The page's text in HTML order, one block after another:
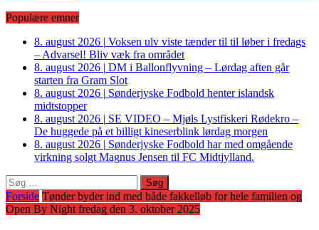
Populære emner
8. august 2026 | Voksen ulv viste tænder til til løber i fredags
– Advarsel! Bliv væk fra området
8. august 2026 | DM i Ballonflyvning – Lørdag aften går
starten fra Gram Slot
8. august 2026 | Sønderjyske Fodbold henter islandsk
midtstopper
8. august 2026 | SE VIDEO – Mjøls Lystfiskeri Rødekro –
De huggede på et billigt kineserblink lørdag morgen
8. august 2026 | Sønderjyske Fodbold har med omgående
virkning solgt Magnus Jensen til FC Midtjylland.
Søg
efter:
Forside Tønder byder ind med både fakkelløb for hele familien og
Open By Night fredag den 3. oktober 2025